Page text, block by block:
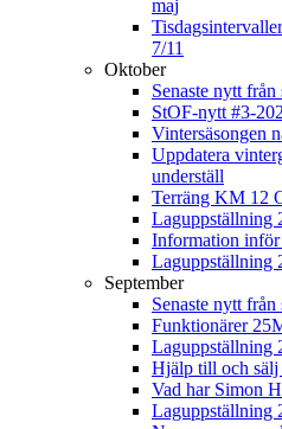
maj
7/11
Oktober
Senaste nytt
StOF-nytt #3-
Vintersäsongen
Uppdatera
underställ
Terräng KM 12
Laguppställning
Information inför
Laguppställning
September
Senaste nytt
Funktionärer
Laguppställning
Hjälp till och
Vad har Simon
Laguppställning